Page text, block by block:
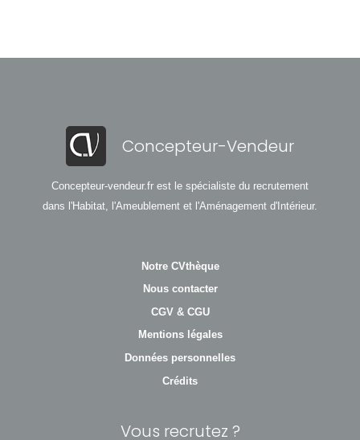
Concepteur-Vendeur
Concepteur-vendeur.fr est le spécialiste du recrutement
dans l'Habitat, l'Ameublement et l'Aménagement d'Intérieur.
Notre CVthèque
Nous contacter
CGV & CGU
Mentions légales
Données personnelles
Crédits
Vous recrutez ?